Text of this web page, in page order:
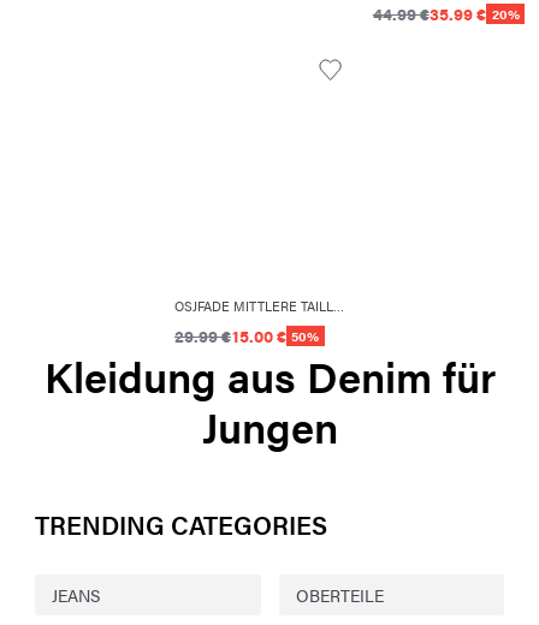
44.99 €35.99 € 20%
OSJFADE MITTLERE TAILLE LOCKER GESCHNITTEN SHORTS
29.99 €15.00 € 50%
Kleidung aus Denim für
Jungen
TRENDING CATEGORIES
JEANS OBERTEILE